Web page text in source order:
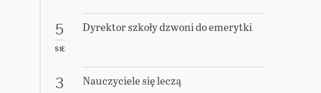
5
SIE
Dyrektor szkoły dzwoni do emerytki
3 Nauczyciele się leczą